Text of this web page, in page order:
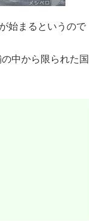
始まるというので
中から限られた国